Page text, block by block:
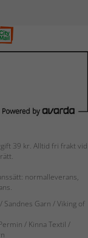
39 kr. Alltid fri frakt vid
normalleverans,
Sandnes Garn / Viking of
/ Kinna Textil /